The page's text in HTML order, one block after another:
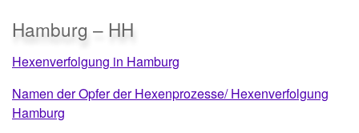
Hamburg – HH
Hexenverfolgung in Hamburg
Namen der Opfer der Hexenprozesse/ Hexenverfolgung
Hamburg